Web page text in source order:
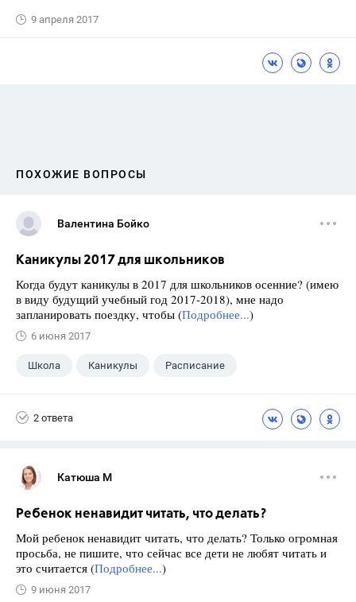
9 апреля 2017
ПОХОЖИЕ ВОПРОСЫ
Валентина Бойко
Каникулы 2017 для школьников
Когда будут каникулы в 2017 для школьников осенние? (имею
в виду будущий учебный год 2017-2018), мне надо
запланировать поездку, чтобы (Подробнее...)
6 июня 2017
Школа Каникулы Расписание
2 ответа
Катюша М
Ребенок ненавидит читать, что делать?
Мой ребенок ненавидит читать, что делать? Только огромная
просьба, не пишите, что сейчас все дети не любят читать и
это считается (Подробнее...)
9 июня 2017